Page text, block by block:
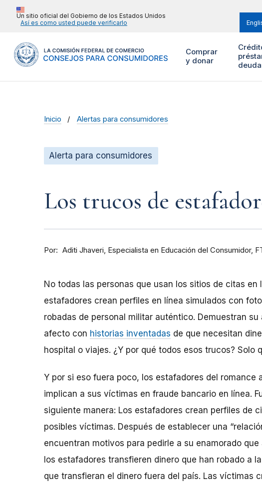
Un sitio oficial del Gobierno de los Estados Unidos
Así es como usted puede verificarlo
Comprar
y donar
Inicio Alertas para consumidores
Alerta para consumidores
Los trucos de
Por Aditi Jhaveri Especialista en Educación del Consumidor,
No todas las personas que usan los sitios de citas en
estafadores crean perfiles en línea simulados con
robadas de personal militar auténtico. Demuestran
afecto con historias inventadas de que necesitan
hospital o viajes. ¿Y por qué todos esos trucos? Solo
Y por si eso fuera poco, los estafadores del romance
implican a sus víctimas en fraude bancario en línea.
siguiente manera: Los estafadores crean perfiles de
posibles víctimas. Después de establecer una
encuentran motivos para pedirle a su enamorado
los estafadores transfieren dinero que han robado a
que transfieran el dinero fuera del país. Las víctimas